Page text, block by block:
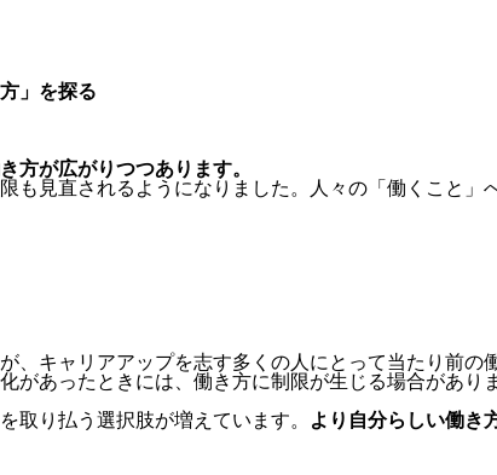
」を探る
方が広がりつつあります。
も見直されるようになりました。人々の「働くこと
、キャリアアップを志す多くの人にとって当たり前
あったときには、働き方に制限が生じる場合があり
取り払う選択肢が増えています。
より自分らしい働き